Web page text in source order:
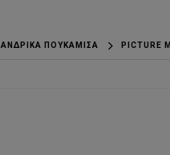
ΑΝΔΡΙΚΆ ΠΟΥΚΆΜΙΣΑ PICTURE